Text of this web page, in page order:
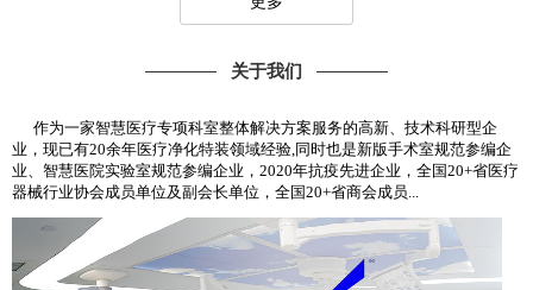
关于我们
作为一家智慧医疗专项科室整体解决方案服务的高新、技术科研型企
业，现已有20余年医疗净化特装领域经验,同时也是新版手术室规范参编企
业、智慧医院实验室规范参编企业，2020年抗疫先进企业，全国20+省医疗
器械行业协会成员单位及副会长单位，全国20+省商会成员...